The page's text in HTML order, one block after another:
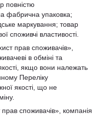
повністю
фабрична упаковка;
маркування; товар
споживчі властивості.
прав споживачів»,
в обміні та
якщо вони належать
Переліку
якості, що не
споживачів» , компанія